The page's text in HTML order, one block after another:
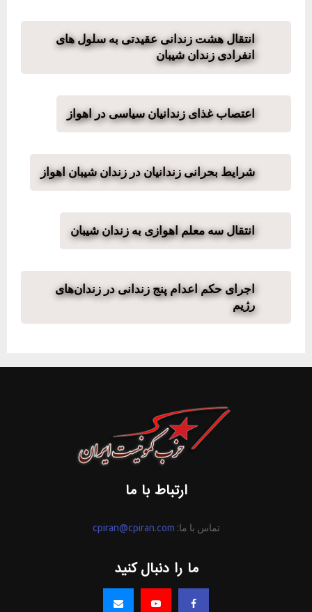
انتقال هشت زندانی عقیدتی به سلول های
انفرادی زندان شیبان
اعتصاب غذای زندانیان سیاسی در اهواز
شرایط بحرانی زندانیان در زندان شیبان اهواز
انتقال سه معلم اهوازی به زندان شیبان
اجرای حکم اعدام پنج زندانی در زندان‌های
رژیم
ارتباط با ما
تماس با ما: cpiran@cpiran.com
ما را دنبال کنید